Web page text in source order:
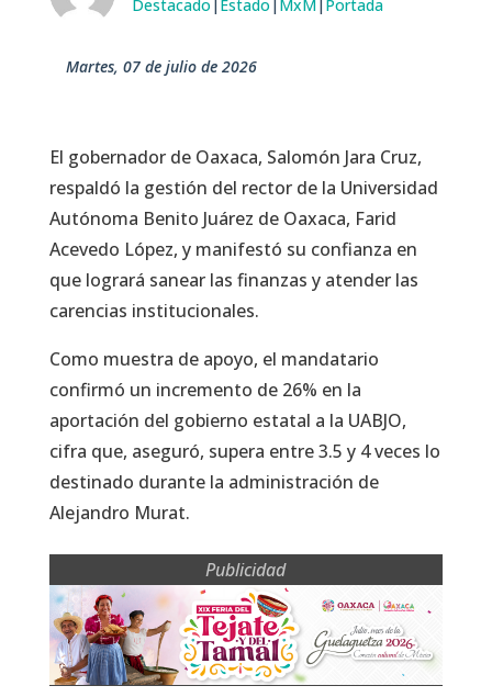
Destacado | Estado | MxM| Portada
martes, 07 de julio de 2026
El gobernador de Oaxaca, Salomón Jara Cruz,
respaldó la gestión del rector de la Universidad
Autónoma Benito Juárez de Oaxaca, Farid
Acevedo López, y manifestó su confianza en
que logrará sanear las finanzas y atender las
carencias institucionales.
Como muestra de apoyo, el mandatario
confirmó un incremento de 26% en la
aportación del gobierno estatal a la UABJO,
cifra que, aseguró, supera entre 3.5 y 4 veces lo
destinado durante la administración de
Alejandro Murat.
Publicidad